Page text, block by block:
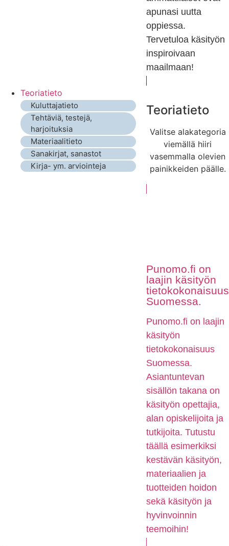
apunasi uutta
oppiessa.
Tervetuloa käsityön
inspiroivaan
maailmaan!
Teoriatieto
Kuluttajatieto
Tehtäviä, testejä,
harjoituksia
Materiaalitieto
Sanakirjat, sanastot
Kirja- ym. arviointeja
Teoriatieto
Valitse alakategoria
viemällä hiiri
vasemmalla olevien
painikkeiden päälle.
Punomo.fi on
laajin käsityön
tietokokonaisuus
Suomessa.
Punomo.fi on laajin
käsityön
tietokokonaisuus
Suomessa.
Asiantuntevan
sisällön takana on
käsityön opettajia,
alan opiskelijoita ja
tutkijoita. Tutustu
täällä esimerkiksi
kestävän käsityön,
materiaalien ja
tuotteiden hoidon
sekä käsityön ja
hyvinvoinnin
teemoihin!